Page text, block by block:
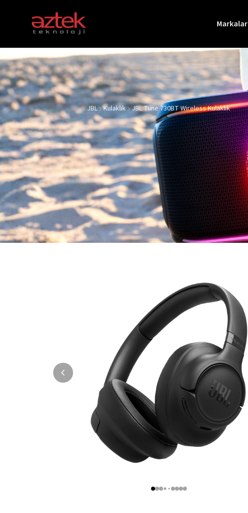
Markalar
Markalar
Apple
Beats
JBL
Harman Kardon
Marshall
Thule
JBL Kulaklık JBL Tune 730BT Wireless Kulaklık